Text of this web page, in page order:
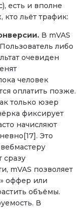
есть и вполне
кто льёт трафик:
В mVAS
либо
очевиден
человек
оплатить позже.
только юзер
фиксирует
начисляют
Это
сразу
mVAS позволяет
оффер или
объёмы.
В